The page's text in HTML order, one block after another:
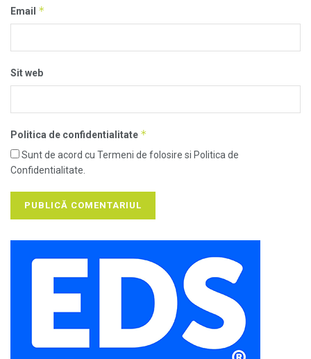
Email *
Sit web
Politica de confidentialitate *
Sunt de acord cu Termeni de folosire si Politica de
Confidentialitate.